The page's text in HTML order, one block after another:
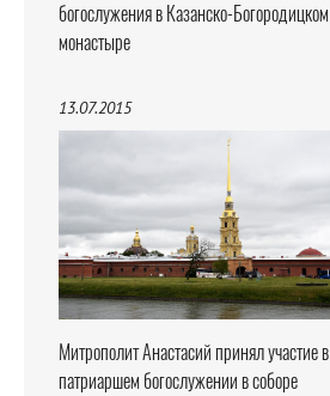
богослужения в Казанско-Богородицком
монастыре
13.07.2015
Митрополит Анастасий принял участие в
патриаршем богослужении в соборе